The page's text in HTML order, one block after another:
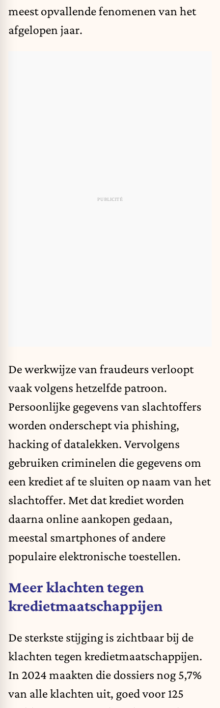
meest opvallende fenomenen van het
afgelopen jaar.
De werkwijze van fraudeurs verloopt
vaak volgens hetzelfde patroon.
Persoonlijke gegevens van slachtoffers
worden onderschept via phishing,
hacking of datalekken. Vervolgens
gebruiken criminelen die gegevens om
een krediet af te sluiten op naam van het
slachtoffer. Met dat krediet worden
daarna online aankopen gedaan,
meestal smartphones of andere
populaire elektronische toestellen.
Meer klachten tegen
kredietmaatschappijen
De sterkste stijging is zichtbaar bij de
klachten tegen kredietmaatschappijen.
In 2024 maakten die dossiers nog 5,7%
van alle klachten uit, goed voor 125